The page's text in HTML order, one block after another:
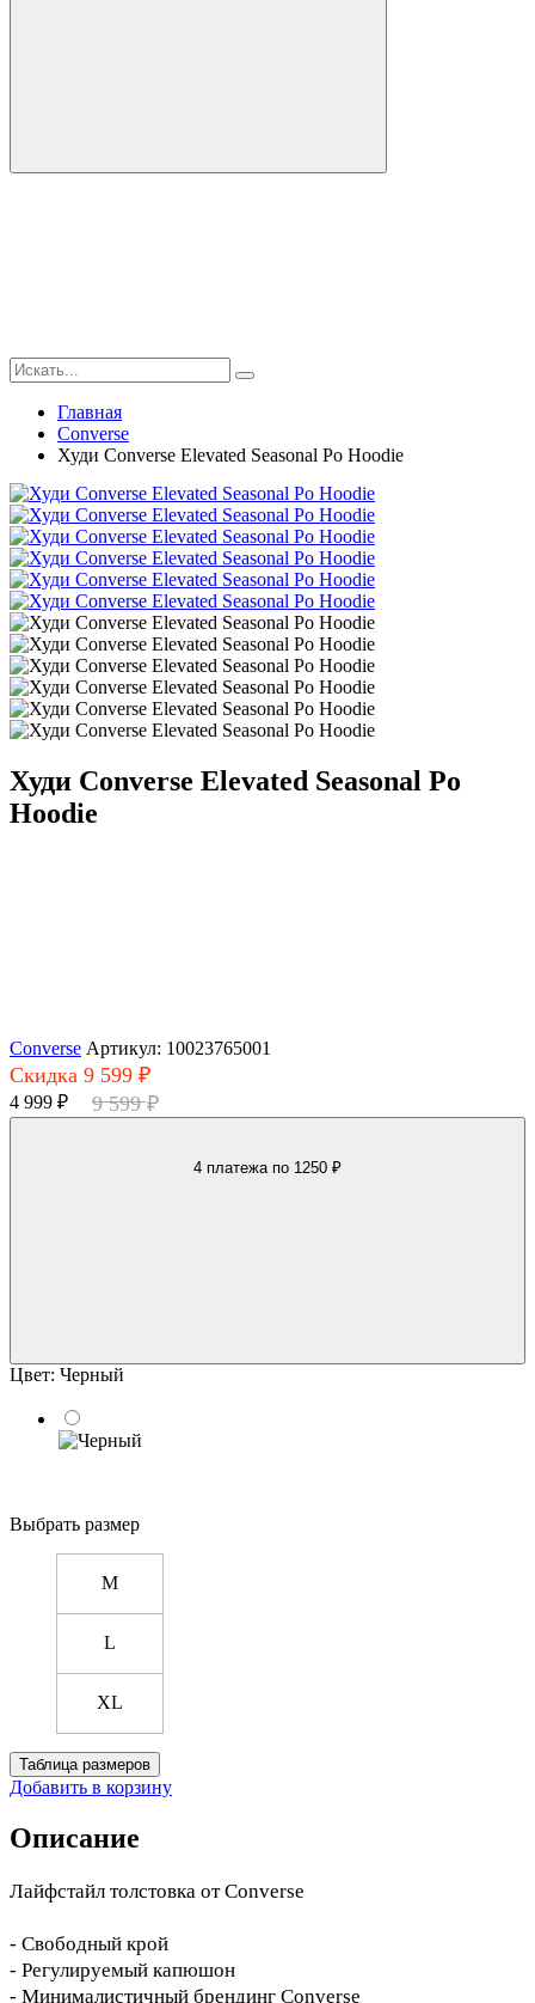
Главная
Converse
Худи Converse Elevated Seasonal Po Hoodie
Худи Converse Elevated Seasonal Po
Hoodie
Converse Артикул: 10023765001
Скидка 9 599 ₽
4 999 ₽ 9 599 ₽
4 платежа по 1250 ₽
Цвет: Черный
Выбрать размер
M
L
XL
Таблица размеров
Добавить в корзину
Описание
Лайфстайл толстовка от Converse
- Свободный крой
- Регулируемый капюшон
- Минималистичный брендинг Converse